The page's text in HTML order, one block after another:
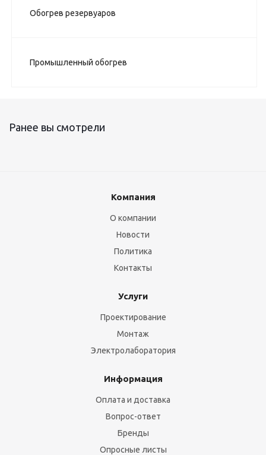
Обогрев резервуаров
Промышленный обогрев
Ранее вы смотрели
Компания
О компании
Новости
Политика
Контакты
Услуги
Проектирование
Монтаж
Электролаборатория
Информация
Оплата и доставка
Вопрос-ответ
Бренды
Опросные листы